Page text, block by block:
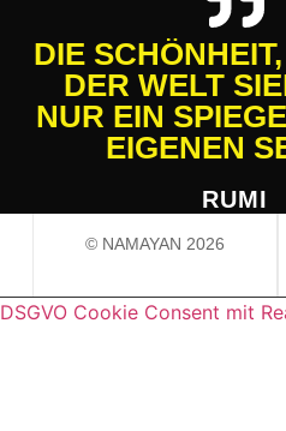
DIE
DER WELT
NUR EIN
EIGENEN
RUMI
© NAMAYAN 2026
DSGVO Cookie Consent mit